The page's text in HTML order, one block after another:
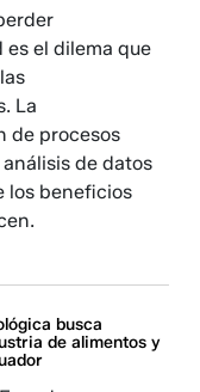
el dilema que
La
de procesos
de datos
los beneficios
busca
de alimentos y